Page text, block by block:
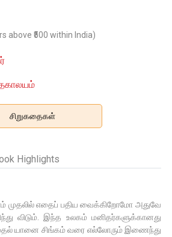
above ₹500 within India)
சிறுகதைகள்
Highlights
முதலில் எதைப் பதிய வைக்கிறோமோ அதுவே
விடும். இந்த உலகம் மனிதர்களுக்கானது
முதல் யானை சிங்கம் வரை எல்லோரும் இணைந்து